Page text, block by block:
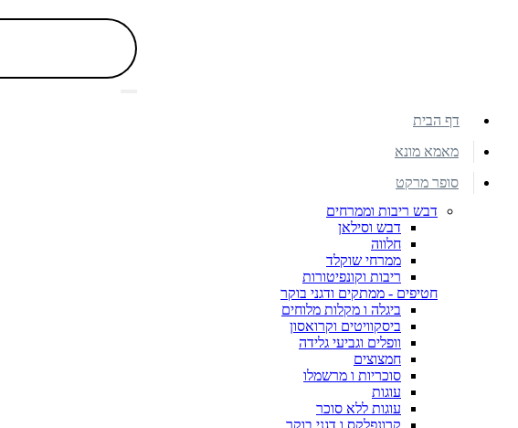
דף הבית
מאמא מונא
סופר מרקט
דבש ריבות וממרחים
דבש וסילאן
חלווה
ממרחי שוקלד
ריבות וקונפיטורות
חטיפים - ממתקים ודגני בוקר
ביגלה ו מקלות מלוחים
ביסקוויטים וקרואסון
וופלים וגביעי גלידה
חמצוצים
סוכריות ו מרשמלו
עוגות
עוגות ללא סוכר
קרונפלקס ו דגני בוקר